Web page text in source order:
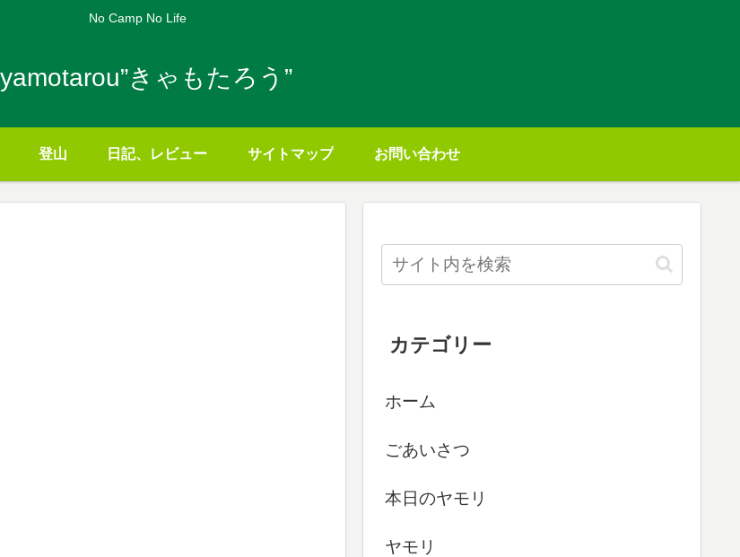
No Camp No Life
きゃもたろう”
登山 日記、レビュー サイトマップ お問い合わせ
カテゴリー
ホーム
ごあいさつ
本日のヤモリ
ヤモリ